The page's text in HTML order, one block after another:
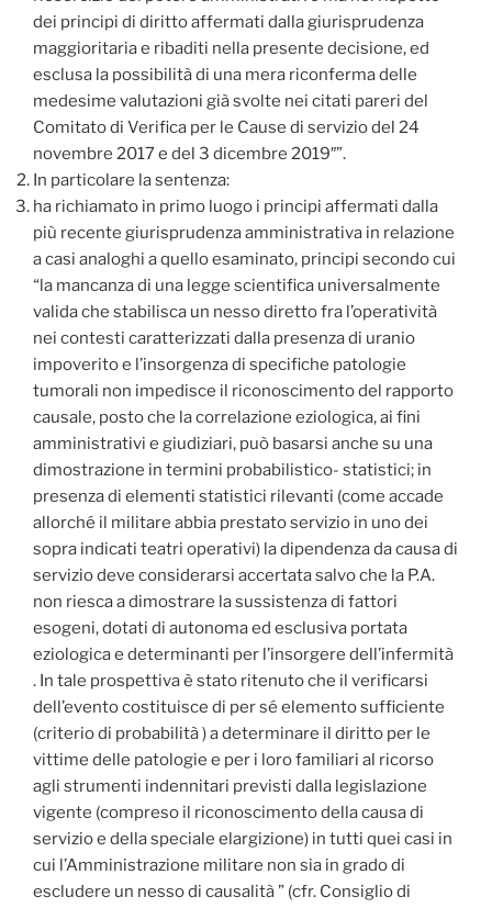
dei principi di diritto affermati dalla giurisprudenza
maggioritaria e ribaditi nella presente decisione, ed
esclusa la possibilità di una mera riconferma delle
medesime valutazioni già svolte nei citati pareri del
Comitato di Verifica per le Cause di servizio del 24
novembre 2017 e del 3 dicembre 2019″”.
In particolare la sentenza:
ha richiamato in primo luogo i principi affermati dalla
più recente giurisprudenza amministrativa in relazione
a casi analoghi a quello esaminato, principi secondo cui
“la mancanza di una legge scientifica universalmente
valida che stabilisca un nesso diretto fra l’operatività
nei contesti caratterizzati dalla presenza di uranio
impoverito e l’insorgenza di specifiche patologie
tumorali non impedisce il riconoscimento del rapporto
causale, posto che la correlazione eziologica, ai fini
amministrativi e giudiziari, può basarsi anche su una
dimostrazione in termini probabilistico- statistici; in
presenza di elementi statistici rilevanti (come accade
allorché il militare abbia prestato servizio in uno dei
sopra indicati teatri operativi) la dipendenza da causa di
servizio deve considerarsi accertata salvo che la P.A.
non riesca a dimostrare la sussistenza di fattori
esogeni, dotati di autonoma ed esclusiva portata
eziologica e determinanti per l’insorgere dell’infermità
. In tale prospettiva è stato ritenuto che il verificarsi
dell’evento costituisce di per sé elemento sufficiente
(criterio di probabilità ) a determinare il diritto per le
vittime delle patologie e per i loro familiari al ricorso
agli strumenti indennitari previsti dalla legislazione
vigente (compreso il riconoscimento della causa di
servizio e della speciale elargizione) in tutti quei casi in
cui l’Amministrazione militare non sia in grado di
escludere un nesso di causalità ” (cfr. Consiglio di